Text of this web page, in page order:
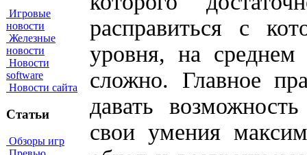
Игровые
новости
Железные
новости
Новости
software
Новости сайта
Статьи
Обзоры игр
расправиться с
уровня, на среднем
сложно. Главное
давать
свои умения